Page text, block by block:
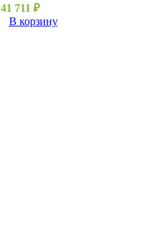
41 711 ₽
В корзину